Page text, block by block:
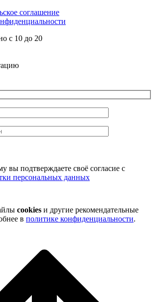
соглашение
с 10 до 20
вы подтверждаете своё согласие с
персональных данных
cookies и другие рекомендательные
в политике конфиденциальности.